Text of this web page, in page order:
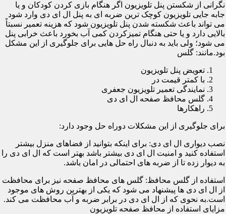
نگرانی از شکستن پنل تلویزیون اگر هنگام بازی کردن کودکان و یا
جابه جایی تلویزیون کوچک ترین ضربه ای به پنل ال ای دی وارد شود
می تواند باعث شکسته شدن پنل تلویزیون شود که هزینه تعمیر نسبتاً
بالایی دارد و یا حتی هنگام تمیزکردن کمی آب بخورد باعث خرابی پنل
می شود؛ ولی باید به دنبال راه حل هایی برای جلوگیری از این مشکل
بود.مانند: گلس
تعویض پنل تلویزیون
با کمتر قیمت در
نمایندگی تعمیر تلویزیون جعفری
گلس محافظ صفحه ال ای دی
راهکارها
برای جلوگیری از این مشکلات دوراه حل وجود دارد:
نصب دیواری ال ای دی: برای اینکه بتوانید از فضاهای منزل بیشتر
استفاده کنید و امنیت ال ای دی بیشتر باشد بهتر است که ال ای دی را
به دیوار زده تا از ضربه های احتمالی در امان باشد.
استفاده از گلس محافظ: گلس های محافظ صفحه نیز برای محافظت
از ال ای دی ها پیشنهاد می شود که یکی از بهترین روش های موجود
است.به نحوی که از ال ای دی در برابر ضربه و آب محافظت می کند.
مزایای استفاده از محافظ صفحه تلویزیون